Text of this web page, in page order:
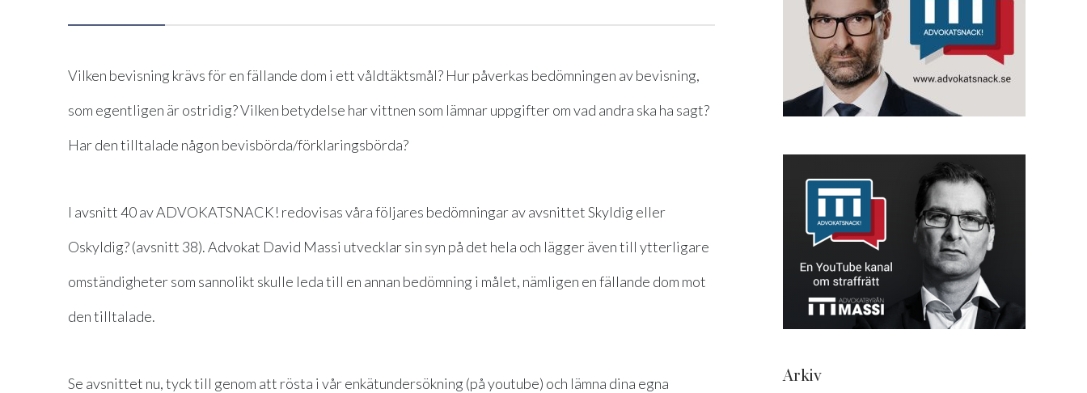
Vilken bevisning krävs för en fällande dom i ett våldtäktsmål? Hur påverkas bedömningen av bevisning,
som egentligen är ostridig? Vilken betydelse har vittnen som lämnar uppgifter om vad andra ska ha sagt?
Har den tilltalade någon bevisbörda/förklaringsbörda?
I avsnitt 40 av ADVOKATSNACK! redovisas våra följares bedömningar av avsnittet Skyldig eller
Oskyldig? (avsnitt 38). Advokat David Massi utvecklar sin syn på det hela och lägger även till ytterligare
omständigheter som sannolikt skulle leda till en annan bedömning i målet, nämligen en fällande dom mot
den tilltalade.
Se avsnittet nu, tyck till genom att rösta i vår enkätundersökning (på youtube) och lämna dina egna
Arkiv